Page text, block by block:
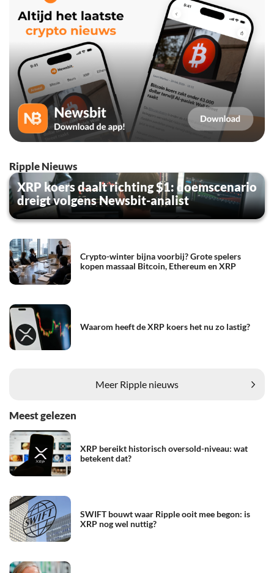
Ripple Nieuws
XRP koers daalt richting $1: doemscenario
dreigt volgens Newsbit-analist
Crypto-winter bijna voorbij? Grote spelers
kopen massaal Bitcoin, Ethereum en XRP
Waarom heeft de XRP koers het nu zo lastig?
Meer Ripple nieuws
Meest gelezen
XRP bereikt historisch oversold-niveau: wat
betekent dat?
SWIFT bouwt waar Ripple ooit mee begon: is
XRP nog wel nuttig?